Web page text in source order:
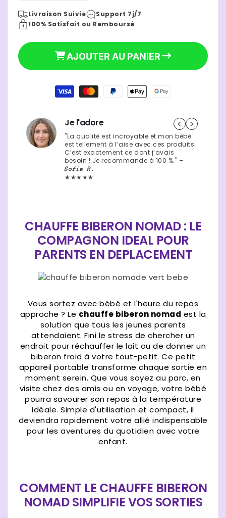
44,90 €
quantité
de
nomad
|
univers
quantité
de
nomad
|
univers
Livraison Suivie
Support 7j/7
100% Satisfait ou Remboursé
AJOUTER AU PANIER
Je l'adore
"La qualité est incroyable et mon bébé
est tellement à l’aise avec ces produits.
C’est exactement ce dont j’avais
besoin ! Je recommande à 100 %." –
Sofia R.
★★★★★
CHAUFFE BIBERON NOMAD : LE
COMPAGNON IDEAL POUR
PARENTS EN DEPLACEMENT
Vous sortez avec bébé et l'heure du repas
approche ? Le chauffe biberon nomad est la
solution que tous les jeunes parents
attendaient. Fini le stress de chercher un
endroit pour réchauffer le lait ou de donner un
biberon froid à votre tout-petit. Ce petit
appareil portable transforme chaque sortie en
moment serein. Que vous soyez au parc, en
visite chez des amis ou en voyage, votre bébé
pourra savourer son repas à la température
idéale. Simple d'utilisation et compact, il
deviendra rapidement votre allié indispensable
pour les aventures du quotidien avec votre
enfant.
COMMENT LE CHAUFFE BIBERON
NOMAD SIMPLIFIE VOS SORTIES